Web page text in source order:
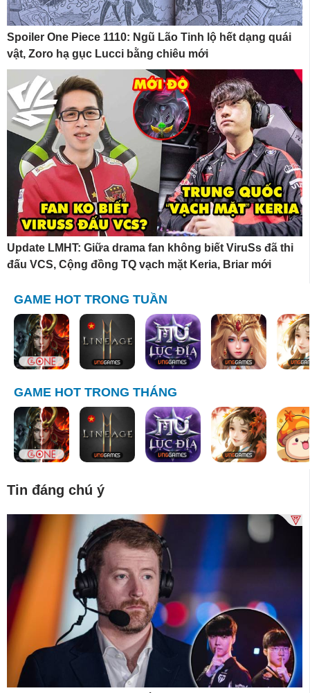
Spoiler One Piece 1110: Ngũ Lão Tinh lộ hết dạng quái
vật, Zoro hạ gục Lucci bằng chiêu mới
Update LMHT: Giữa drama fan không biết ViruSs đã thi
đấu VCS, Cộng đồng TQ vạch mặt Keria, Briar mới
GAME HOT TRONG TUẦN
GAME HOT TRONG THÁNG
Tin đáng chú ý